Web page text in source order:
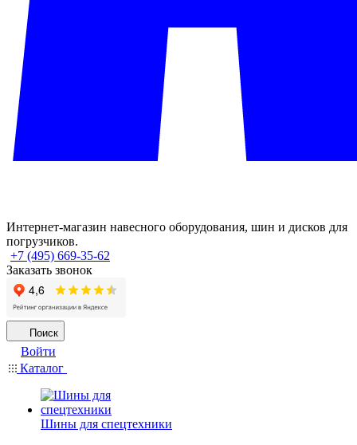
Интернет-магазин навесного оборудования, шин и дисков для
погрузчиков.
+7 (495) 669-35-62
Заказать звонок
Поиск
Войти
Каталог
Шины для спецтехники